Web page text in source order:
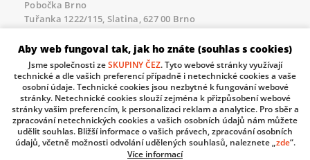
Pobočka Brno
Tuřanka 1222/115, Slatina, 627 00 Brno
Tel.:+420 461 100 823, E-mailinfo@domat.cz
Servisní linka pro námi realizované akce
Po – Pá 8.30 – 17.00
tel:+420 733 421 878, E-mailservis@domat.cz
Technická podpora:
Tel.:+420 461 100 666 , WhatsApp:+420 603 735 402
Informace o zpracovávaných osobních údajích.
Aby web fungoval tak, jak ho znáte (souhlas s cookies)
Jsme společnosti zeSKUPINY ČEZ. Tyto webové stránky využívají
technické a dle vašich preferencí případně i netechnické cookies a vaše
osobní údaje. Technické cookies jsou nezbytné k fungování webové
stránky. Netechnické cookies slouží zejména k přizpůsobení webové
stránky vašim preferencím, k personalizaci reklam a analytice. Pro sběr a
zpracování netechnických cookies a vašich osobních údajů nám můžete
udělit souhlas. Bližší informace o vašich právech, zpracování osobních
údajů, včetně možnosti odvolání udělených souhlasů, naleznete „zde“.
Více informací